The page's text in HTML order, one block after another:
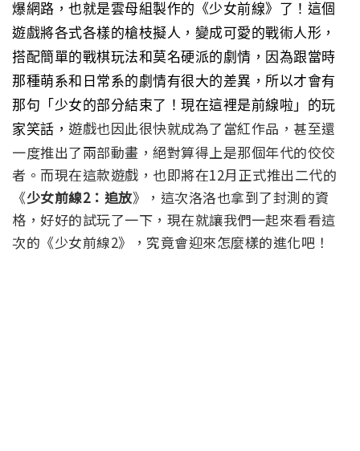
爆網路， 也就是雲母組製作的《少女前線》了！ 這個
遊戲將各式各樣的槍枝擬人，變成可愛的戰術人形，
搭配簡單的戰棋玩法和莫名硬派的劇情， 因為跟當時
那種萌系和日常系的劇情有很大的差異， 所以才會有
那句「少女的部分結束了！現在這裡是前線啦」的玩
家笑話， 遊戲也因此很快就成為了當紅作品，甚至還
一度推出了兩部動畫，絕對算得上是那個年代的佼佼
者。而現在這款遊戲，也即將在12月正式推出二代的
《少女前線2：追放》，這次洛洛也拿到了封測的資
格，好好的試玩了一下，現在就讓我們一起來看看這
次的《少女前線2》，究竟會迎來怎麼樣的進化吧！